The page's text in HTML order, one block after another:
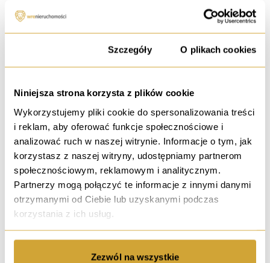
Szczegóły O plikach cookies
Niniejsza strona korzysta z plików cookie
Wykorzystujemy pliki cookie do spersonalizowania treści
i reklam, aby oferować funkcje społecznościowe i
analizować ruch w naszej witrynie. Informacje o tym, jak
korzystasz z naszej witryny, udostępniamy partnerom
społecznościowym, reklamowym i analitycznym.
Partnerzy mogą połączyć te informacje z innymi danymi
otrzymanymi od Ciebie lub uzyskanymi podczas
korzystania z ich usług.
Zezwól na wszystkie
ul. Jedności Narodowej, Wrocław
599 990 PLN
sprzedaż
Obecnie 2 pokoje z możliwością 3 pokoi
ul. Tadeusza Kościuszki, Wrocław
799 990 PLN
10 682,00 PLN / m² 74.89 m² 3 pokoje
Rynek wtórny